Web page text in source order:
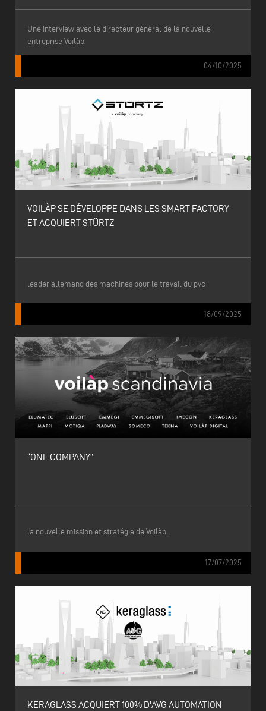
Une interview avec le directeur général de la nouvelle
entreprise Voilàp.
04/10/2025
VOILÀP SE DÉVELOPPE DANS LES SMART FACTORY
ET ACQUIERT STÜRTZ
leader allemand des machines pour le travail du pvc
18/09/2025
“ONE COMPANY”
la nouvelle mission et stratégie de Voilàp.
17/07/2025
KERAGLASS ACQUIERT 100% D'AVG AUTOMATION